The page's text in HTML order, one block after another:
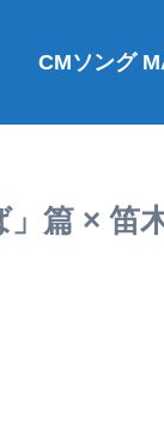
CMソング
篇 × 笛